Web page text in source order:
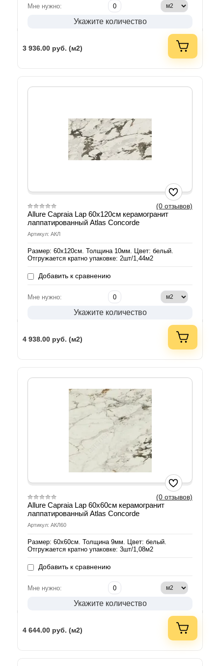
Мне нужно:
Укажите количество
3 936.00 руб. (м2)
(0 отзывов)
Allure Capraia Lap 60х120см керамогранит
лаппатированный Atlas Concorde
Артикул: АКЛ
Размер: 60х120см. Толщина 10мм. Цвет: белый.
Отгружается кратно упаковке: 2шт/1,44м2
Добавить к сравнению
Мне нужно:
Укажите количество
4 938.00 руб. (м2)
(0 отзывов)
Allure Capraia Lap 60х60см керамогранит
лаппатированный Atlas Concorde
Артикул: АКЛ60
Размер: 60х60см. Толщина 9мм. Цвет: белый.
Отгружается кратно упаковке: 3шт/1,08м2
Добавить к сравнению
Мне нужно:
Укажите количество
4 644.00 руб. (м2)